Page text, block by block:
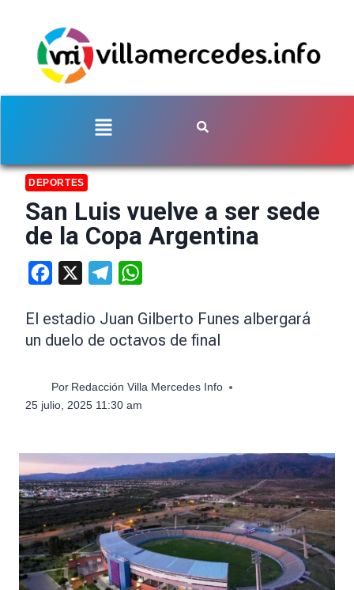
DEPORTES
San Luis vuelve a ser sede
de la Copa Argentina
Facebook Telegram
El estadio Juan Gilberto Funes albergará
un duelo de octavos de final
Por Redacción Villa Mercedes Info
25 julio, 2025 11:30 am